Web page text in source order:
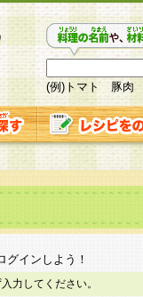
(例)トマト 豚肉
グインしよう！
力してください。